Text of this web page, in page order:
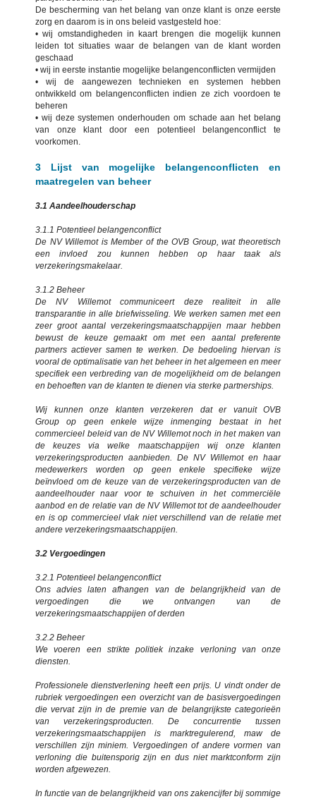
De bescherming van het belang van onze klant is onze eerste
zorg en daarom is in ons beleid vastgesteld hoe:
• wij omstandigheden in kaart brengen die mogelijk kunnen
leiden tot situaties waar de belangen van de klant worden
geschaad
• wij in eerste instantie mogelijke belangenconflicten vermijden
• wij de aangewezen technieken en systemen hebben
ontwikkeld om belangenconflicten indien ze zich voordoen te
beheren
• wij deze systemen onderhouden om schade aan het belang
van onze klant door een potentieel belangenconflict te
voorkomen.
3 Lijst van mogelijke belangenconflicten en
maatregelen van beheer
3.1 Aandeelhouderschap
3.1.1 Potentieel belangenconflict
De NV Willemot is Member of the OVB Group, wat theoretisch
een invloed zou kunnen hebben op haar taak als
verzekeringsmakelaar.
3.1.2 Beheer
De NV Willemot communiceert deze realiteit in alle
transparantie in alle briefwisseling. We werken samen met een
zeer groot aantal verzekeringsmaatschappijen maar hebben
bewust de keuze gemaakt om met een aantal preferente
partners actiever samen te werken. De bedoeling hiervan is
vooral de optimalisatie van het beheer in het algemeen en meer
specifiek een verbreding van de mogelijkheid om de belangen
en behoeften van de klanten te dienen via sterke partnerships.
Wij kunnen onze klanten verzekeren dat er vanuit OVB
Group op geen enkele wijze inmenging bestaat in het
commercieel beleid van de NV Willemot noch in het maken van
de keuzes via welke maatschappijen wij onze klanten
verzekeringsproducten aanbieden. De NV Willemot en haar
medewerkers worden op geen enkele specifieke wijze
beïnvloed om de keuze van de verzekeringsproducten van de
aandeelhouder naar voor te schuiven in het commerciële
aanbod en de relatie van de NV Willemot tot de aandeelhouder
en is op commercieel vlak niet verschillend van de relatie met
andere verzekeringsmaatschappijen.
3.2 Vergoedingen
3.2.1 Potentieel belangenconflict
Ons advies laten afhangen van de belangrijkheid van de
vergoedingen die we ontvangen van de
verzekeringsmaatschappijen of derden
3.2.2 Beheer
We voeren een strikte politiek inzake verloning van onze
diensten.
Professionele dienstverlening heeft een prijs. U vindt onder de
rubriek vergoedingen een overzicht van de basisvergoedingen
die vervat zijn in de premie van de belangrijkste categorieën
van verzekeringsproducten. De concurrentie tussen
verzekeringsmaatschappijen is marktregulerend, maw de
verschillen zijn miniem. Vergoedingen of andere vormen van
verloning die buitensporig zijn en dus niet marktconform zijn
worden afgewezen.
In functie van de belangrijkheid van ons zakencijfer bij sommige